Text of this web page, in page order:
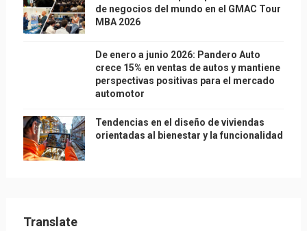
de negocios del mundo en el GMAC Tour
MBA 2026
De enero a junio 2026: Pandero Auto
crece 15% en ventas de autos y mantiene
perspectivas positivas para el mercado
automotor
Tendencias en el diseño de viviendas
orientadas al bienestar y la funcionalidad
Translate